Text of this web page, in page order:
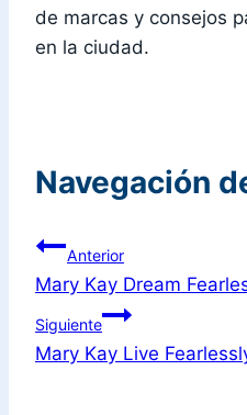
de marcas y consejos
en la ciudad.
Navegación
Anterior
Mary Kay Dream
Siguiente
Mary Kay Live